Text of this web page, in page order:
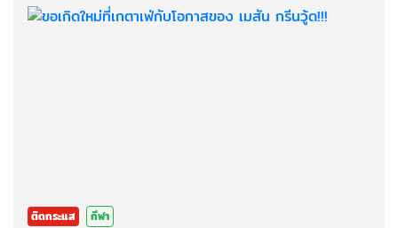
ติดกระแส กีฬา